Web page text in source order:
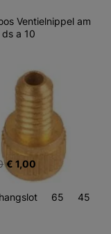
Ventielnippel am
a 10
€ 1,00
65     45